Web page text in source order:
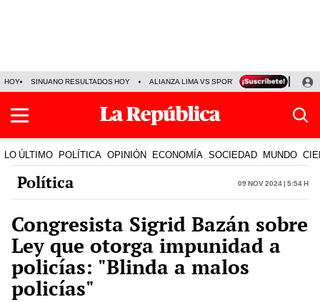
HOY SINUANO RESULTADOS HOY ALIANZA LIMA VS SPORT BOYS JORGE
LO ÚLTIMO POLÍTICA OPINIÓN ECONOMÍA SOCIEDAD MUNDO
Política 09 Nov 2024 | 5:54 h
Congresista Sigrid Bazán sobre
Ley que otorga impunidad a
policías: "Blinda a malos
policías"